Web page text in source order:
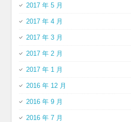
2017 年 5 月
2017 年 4 月
2017 年 3 月
2017 年 2 月
2017 年 1 月
2016 年 12 月
2016 年 9 月
2016 年 7 月